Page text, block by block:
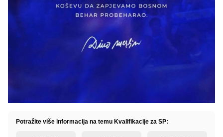
Potražite više informacija na temu Kvalifikacije za SP: